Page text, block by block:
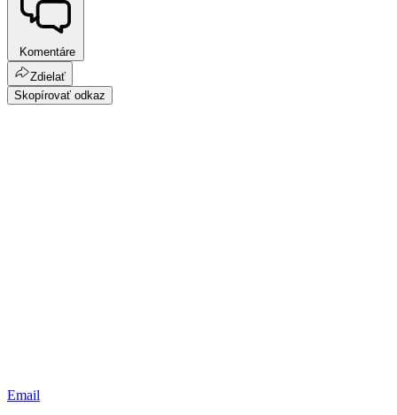
Komentáre
Zdielať
Skopírovať odkaz
Email